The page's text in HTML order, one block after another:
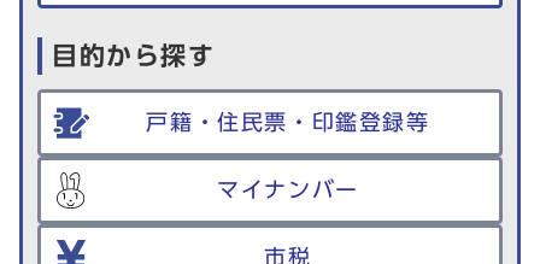
目的から探す
戸籍・住民票・印鑑登録等
マイナンバー
市税